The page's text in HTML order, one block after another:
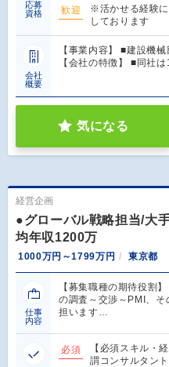
応募
資格
歓迎
※活かせる経験
しております
会社
概要
【事業内容】 ■建設機
【会社の特徴】 ■同社
気になる
経営企画
●グローバル戦略担当/大
均年収1200万
1000万円～1799万円 東京都
仕事
内容
【募集職種の期待役割
の調査～交渉～PMI、
担います…
必須
【必須スキル・
謂コンサルタン